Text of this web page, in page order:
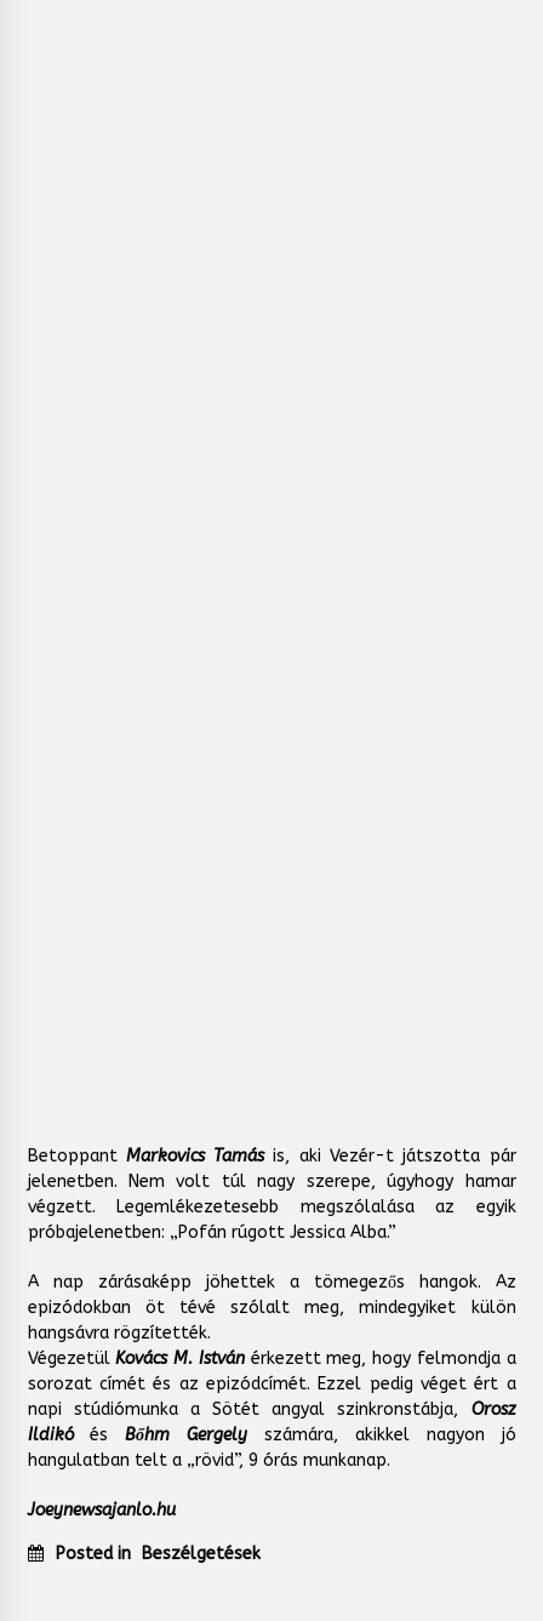
Betoppant Markovics Tamásis, aki Vezér-t játszotta pár
jelenetben. Nem volt túl nagy szerepe, úgyhogy hamar
végzett. Legemlékezetesebb megszólalása az egyik
próbajelenetben: „Pofán rúgott Jessica Alba.”
A nap zárásaképp jöhettek a tömegezős hangok. Az
epizódokban öt tévé szólalt meg, mindegyiket külön
hangsávra rögzítették.
VégezetülKovács M. Istvánérkezett meg, hogy felmondja a
sorozat címét és az epizódcímét. Ezzel pedig véget ért a
napi stúdiómunka a Sötét angyal szinkronstábja, Orosz
IldikóésBőhm Gergely számára, akikkel nagyon jó
hangulatban telt a „rövid”, 9 órás munkanap.
Joeynewsajanlo.hu
Posted in Beszélgetések